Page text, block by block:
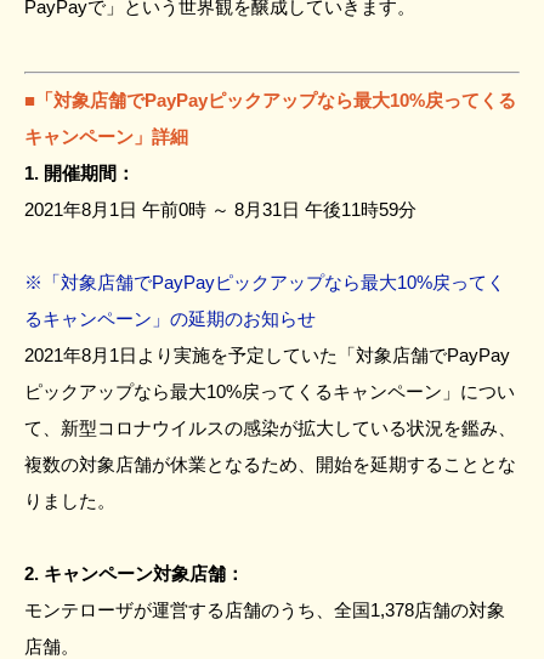
PayPayで」という世界観を醸成していきます。
■「対象店舗でPayPayピックアップなら最大10%戻ってくる
キャンペーン」詳細
1. 開催期間：
2021年8月1日 午前0時 ～ 8月31日 午後11時59分
※「対象店舗でPayPayピックアップなら最大10%戻ってく
るキャンペーン」の延期のお知らせ
2021年8月1日より実施を予定していた「対象店舗でPayPay
ピックアップなら最大10%戻ってくるキャンペーン」につい
て、新型コロナウイルスの感染が拡大している状況を鑑み、
複数の対象店舗が休業となるため、開始を延期することとな
りました。
2. キャンペーン対象店舗：
モンテローザが運営する店舗のうち、全国1,378店舗の対象
店舗。